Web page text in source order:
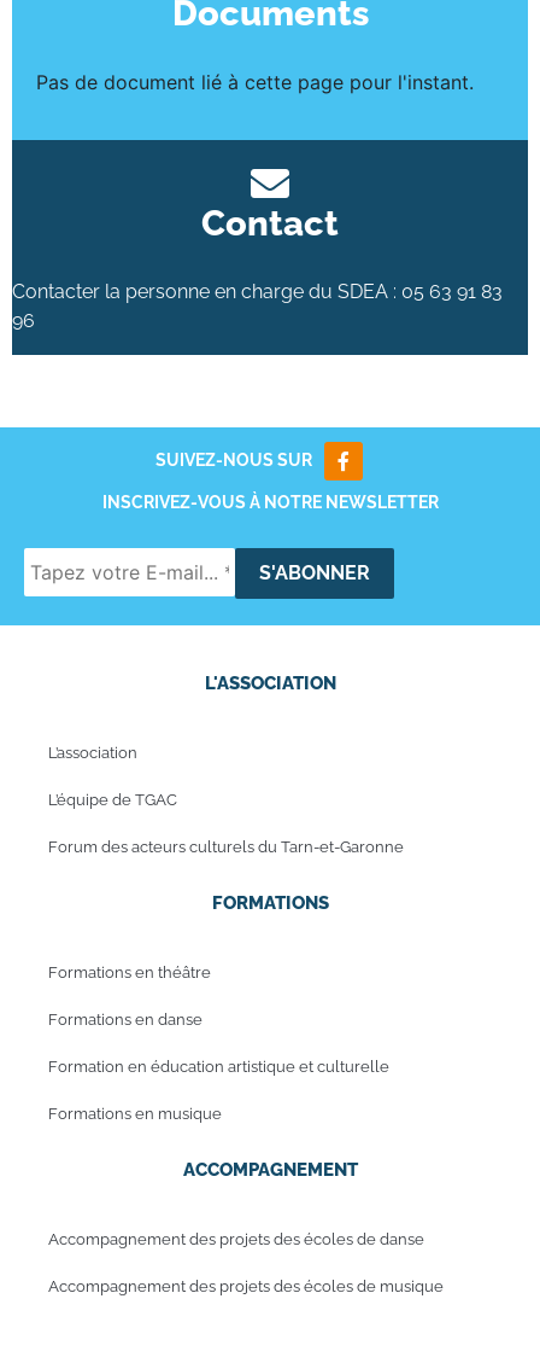
Documents
Pas de document lié à cette page pour l'instant.
Contact
Contacter la personne en charge du SDEA : 05 63 91 83
96
SUIVEZ-NOUS SUR
INSCRIVEZ-VOUS À NOTRE NEWSLETTER
L'ASSOCIATION
L’association
L’équipe de TGAC
Forum des acteurs culturels du Tarn-et-Garonne
FORMATIONS
Formations en théâtre
Formations en danse
Formation en éducation artistique et culturelle
Formations en musique
ACCOMPAGNEMENT
Accompagnement des projets des écoles de danse
Accompagnement des projets des écoles de musique